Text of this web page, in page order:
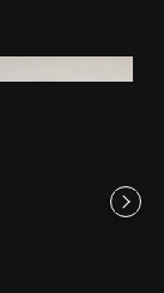
a Manuel
de tendencia con el